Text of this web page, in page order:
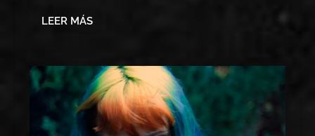
LEER MÁS